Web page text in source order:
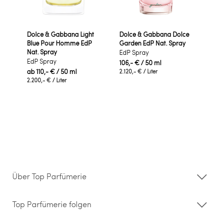
Dolce & Gabbana Light
Blue Pour Homme EdP
Nat. Spray
EdP Spray
ab110,- €/ 50 ml
2.200,- € / Liter
Dolce & Gabbana Dolce
Garden EdP Nat. Spray
EdP Spray
106,- €/ 50 ml
2.120,- € / Liter
Über Top Parfümerie
Storefinder
Kontakt
Top Parfümerie folgen